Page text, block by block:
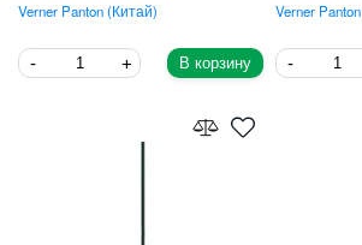
Verner Panton Китай
В корзину
Verner Panton